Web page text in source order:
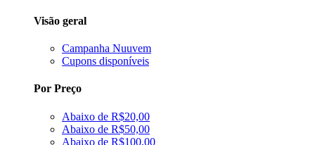
Visão geral
Campanha Nuuvem
Cupons disponíveis
Por Preço
Abaixo de R$20,00
Abaixo de R$50,00
Abaixo de R$100,00